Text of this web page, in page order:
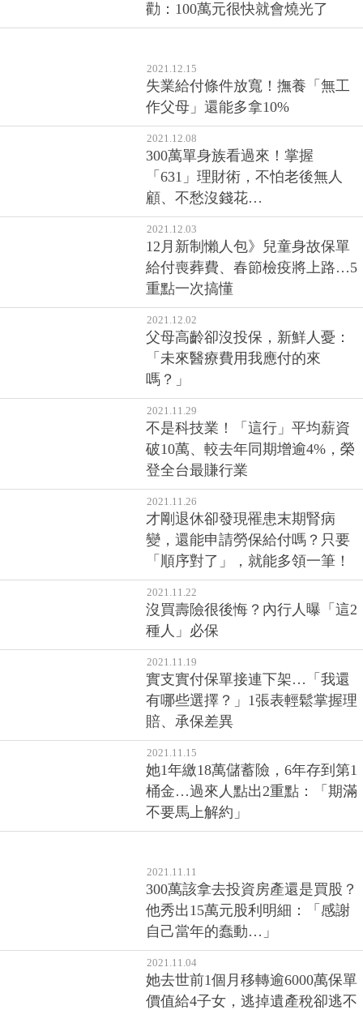
勸：100萬元很快就會燒光了
2021.12.15
失業給付條件放寬！撫養「無工
作父母」還能多拿10%
2021.12.08
300萬單身族看過來！掌握
「631」理財術，不怕老後無人
顧、不愁沒錢花…
2021.12.03
12月新制懶人包》兒童身故保單
給付喪葬費、春節檢疫將上路…5
重點一次搞懂
2021.12.02
父母高齡卻沒投保，新鮮人憂：
「未來醫療費用我應付的來
嗎？」
2021.11.29
不是科技業！「這行」平均薪資
破10萬、較去年同期增逾4%，榮
登全台最賺行業
2021.11.26
才剛退休卻發現罹患末期腎病
變，還能申請勞保給付嗎？只要
「順序對了」，就能多領一筆！
2021.11.22
沒買壽險很後悔？內行人曝「這2
種人」必保
2021.11.19
實支實付保單接連下架…「我還
有哪些選擇？」1張表輕鬆掌握理
賠、承保差異
2021.11.15
她1年繳18萬儲蓄險，6年存到第1
桶金…過來人點出2重點：「期滿
不要馬上解約」
2021.11.11
300萬該拿去投資房產還是買股？
他秀出15萬元股利明細：「感謝
自己當年的蠢動…」
2021.11.04
她去世前1個月移轉逾6000萬保單
價值給4子女，逃掉遺產稅卻逃不